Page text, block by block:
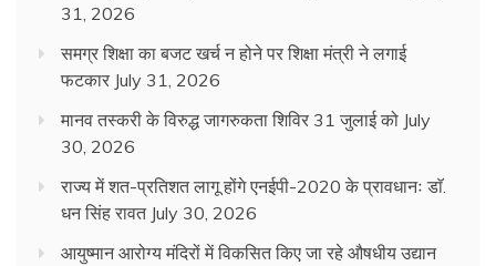
31, 2026
समग्र शिक्षा का बजट खर्च न होने पर शिक्षा मंत्री ने लगाई
फटकार July 31, 2026
मानव तस्करी के विरुद्ध जागरुकता शिविर 31 जुलाई को July
30, 2026
राज्य में शत-प्रतिशत लागू होंगे एनईपी-2020 के प्रावधानः डाॅ.
धन सिंह रावत July 30, 2026
आयुष्मान आरोग्य मंदिरों में विकसित किए जा रहे औषधीय उद्यान